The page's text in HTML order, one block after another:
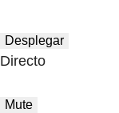
Desplegar
Directo
Mute